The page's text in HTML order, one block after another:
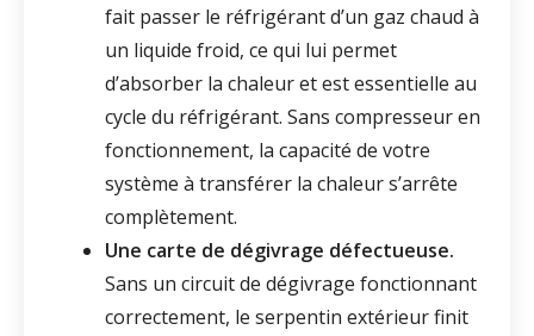
fait passer le réfrigérant d’un gaz chaud à
un liquide froid, ce qui lui permet
d’absorber la chaleur et est essentielle au
cycle du réfrigérant. Sans compresseur en
fonctionnement, la capacité de votre
système à transférer la chaleur s’arrête
complètement.
Une carte de dégivrage défectueuse.
Sans un circuit de dégivrage fonctionnant
correctement, le serpentin extérieur finit